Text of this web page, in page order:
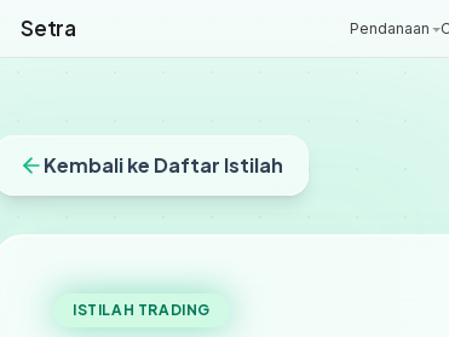
Setra Pendanaan
Kembali ke Daftar Istilah
ISTILAH TRADING